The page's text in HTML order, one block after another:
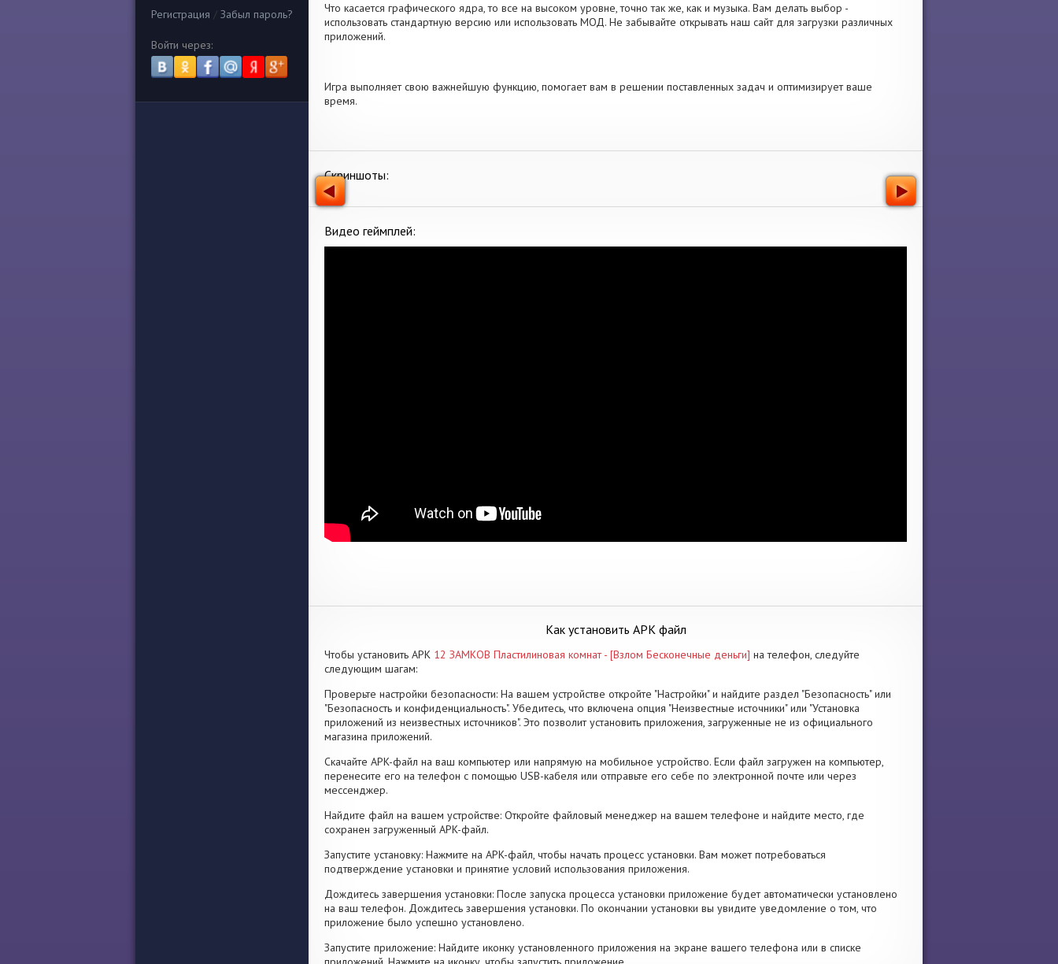
Регистрация / Забыл пароль?
Войти через:
Что касается графического ядра, то все на высоком уровне, точно так же, как и музыка. Вам делать выбор -
использовать стандартную версию или использовать МОД. Не забывайте открывать наш сайт для загрузки различных
приложений.
Игра выполняет свою важнейшую функцию, помогает вам в решении поставленных задач и оптимизирует ваше
время.
Скриншоты:
Видео геймплей:
Как установить APK файл
Чтобы установить APK 12 ЗАМКОВ Пластилиновая комнат - [Взлом Бесконечные деньги] на телефон, следуйте
следующим шагам:
Проверьте настройки безопасности: На вашем устройстве откройте "Настройки" и найдите раздел "Безопасность" или
"Безопасность и конфиденциальность". Убедитесь, что включена опция "Неизвестные источники" или "Установка
приложений из неизвестных источников". Это позволит установить приложения, загруженные не из официального
магазина приложений.
Скачайте APK-файл на ваш компьютер или напрямую на мобильное устройство. Если файл загружен на компьютер,
перенесите его на телефон с помощью USB-кабеля или отправьте его себе по электронной почте или через
мессенджер.
Найдите файл на вашем устройстве: Откройте файловый менеджер на вашем телефоне и найдите место, где
сохранен загруженный APK-файл.
Запустите установку: Нажмите на APK-файл, чтобы начать процесс установки. Вам может потребоваться
подтверждение установки и принятие условий использования приложения.
Дождитесь завершения установки: После запуска процесса установки приложение будет автоматически установлено
на ваш телефон. Дождитесь завершения установки. По окончании установки вы увидите уведомление о том, что
приложение было успешно установлено.
Запустите приложение: Найдите иконку установленного приложения на экране вашего телефона или в списке